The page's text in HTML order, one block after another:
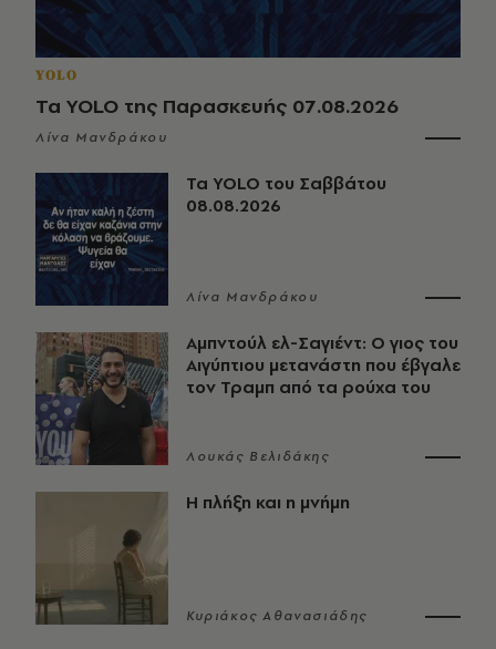
YOLO
Τα YOLO της Παρασκευής 07.08.2026
Λίνα Μανδράκου
Τα YOLO του Σαββάτου
08.08.2026
Λίνα Μανδράκου
Αμπντούλ ελ-Σαγιέντ: Ο γιος του
Αιγύπτιου μετανάστη που έβγαλε
τον Τραμπ από τα ρούχα του
Λουκάς Βελιδάκης
Η πλήξη και η μνήμη
Κυριάκος Αθανασιάδης